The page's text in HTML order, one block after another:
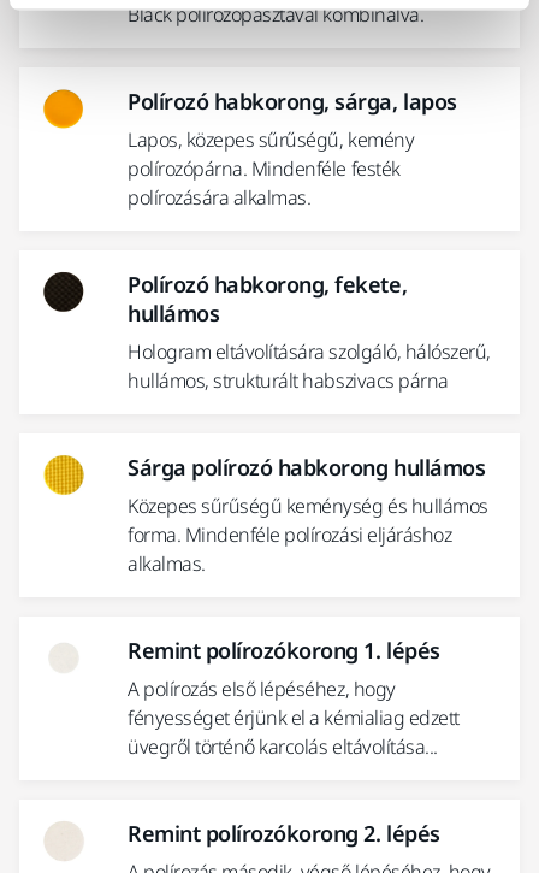
Black polírozópasztával kombinálva.
Polírozó habkorong, sárga, lapos
Lapos, közepes sűrűségű, kemény
polírozópárna. Mindenféle festék
polírozására alkalmas.
Polírozó habkorong, fekete,
hullámos
Hologram eltávolítására szolgáló, hálószerű,
hullámos, strukturált habszivacs párna
Sárga polírozó habkorong hullámos
Közepes sűrűségű keménység és hullámos
forma. Mindenféle polírozási eljáráshoz
alkalmas.
Remint polírozókorong 1. lépés
A polírozás első lépéséhez, hogy
fényességet érjünk el a kémialiag edzett
üvegről történő karcolás eltávolítása...
Remint polírozókorong 2. lépés